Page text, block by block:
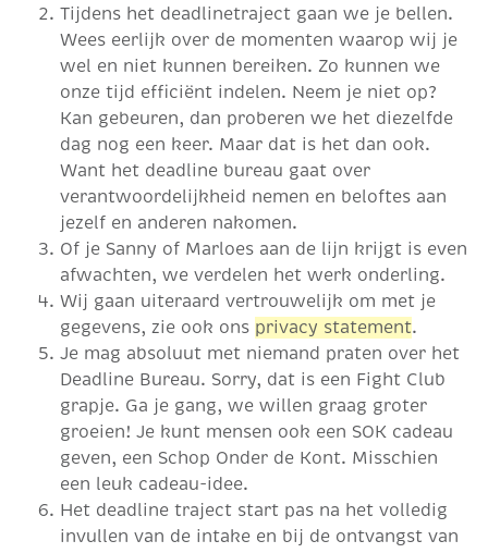
Tijdens het deadlinetraject gaan we je bellen.
Wees eerlijk over de momenten waarop wij je
wel en niet kunnen bereiken. Zo kunnen we
onze tijd efficiënt indelen. Neem je niet op?
Kan gebeuren, dan proberen we het diezelfde
dag nog een keer. Maar dat is het dan ook.
Want het deadline bureau gaat over
verantwoordelijkheid nemen en beloftes aan
jezelf en anderen nakomen.
Of je Sanny of Marloes aan de lijn krijgt is even
afwachten, we verdelen het werk onderling.
Wij gaan uiteraard vertrouwelijk om met je
gegevens, zie ook ons privacy statement.
Je mag absoluut met niemand praten over het
Deadline Bureau. Sorry, dat is een Fight Club
grapje. Ga je gang, we willen graag groter
groeien! Je kunt mensen ook een SOK cadeau
geven, een Schop Onder de Kont. Misschien
een leuk cadeau-idee.
Het deadline traject start pas na het volledig
invullen van de intake en bij de ontvangst van